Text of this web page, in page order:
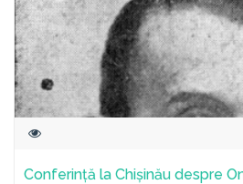
Conferință la Chișinău despre